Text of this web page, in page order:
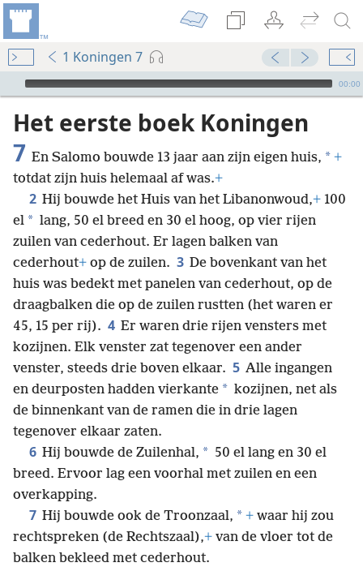
1 Koningen 7
Audio Player
00:00
Het eerste boek Koningen
7 En Salomo bouwde 13 jaar aan zijn eigen huis, * +
totdat zijn huis helemaal af was.+
2 Hij bouwde het Huis van het Libanonwoud,+ 100
el * lang, 50 el breed en 30 el hoog, op vier rijen
zuilen van cederhout. Er lagen balken van
cederhout+ op de zuilen. 3 De bovenkant van het
huis was bedekt met panelen van cederhout, op de
draagbalken die op de zuilen rustten (het waren er
45, 15 per rij). 4 Er waren drie rijen vensters met
kozijnen. Elk venster zat tegenover een ander
venster, steeds drie boven elkaar. 5 Alle ingangen
en deurposten hadden vierkante * kozijnen, net als
de binnenkant van de ramen die in drie lagen
tegenover elkaar zaten.
6 Hij bouwde de Zuilenhal, * 50 el lang en 30 el
breed. Ervoor lag een voorhal met zuilen en een
overkapping.
7 Hij bouwde ook de Troonzaal, * + waar hij zou
rechtspreken (de Rechtszaal),+ van de vloer tot de
balken bekleed met cederhout.